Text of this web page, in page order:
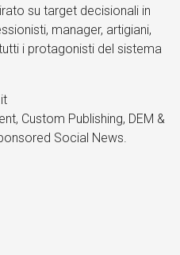
su target decisionali in
manager, artigiani,
i protagonisti del sistema
Custom Publishing, DEM &
Social News.